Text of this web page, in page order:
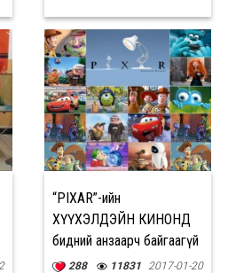
“PIXAR”-ийн
ХҮҮХЭЛДЭЙН КИНОНД
бидний анзаарч байгаагүй
17 НУУЦ
288 11831 2017-01-20